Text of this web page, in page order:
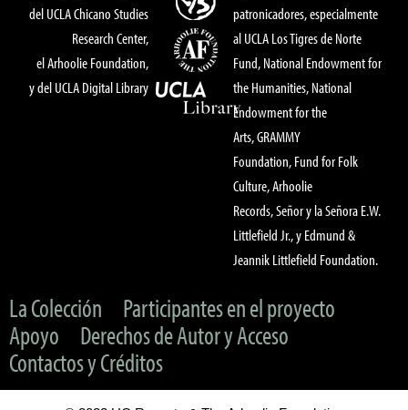
del UCLA Chicano Studies
Research Center,
el Arhoolie Foundation,
y del UCLA Digital Library
patronicadores, especialmente
al UCLA Los Tigres de Norte
Fund, National Endowment for
the Humanities, National
Endowment for the
Arts, GRAMMY
Foundation, Fund for Folk
Culture, Arhoolie
Records, Señor y la Señora E.W.
Littlefield Jr., y Edmund &
Jeannik Littlefield Foundation.
La Colección
Participantes en el proyecto
Apoyo
Derechos de Autor y Acceso
Contactos y Créditos